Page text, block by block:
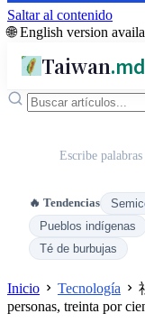
Saltar al contenido
🌐 English version
Taiwan.md
Escribe
🔥 Tendencias
Pueblos indígenas
Té de burbujas
Inicio Tecnología
personas, treinta por